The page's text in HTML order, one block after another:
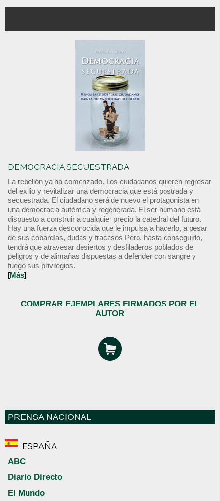
DEMOCRACIA SECUESTRADA
La rebelión ya ha comenzado. Los ciudadanos quieren regresar
del exilio y revitalizar una democracia que está postrada y
secuestrada. El ciudadano será de nuevo el protagonista en
una democracia auténtica y regenerada. El ser humano está
dispuesto a construir a cualquier precio la catedral del futuro.
Hay una fuerza desconocida que le impulsa a hacerlo, a pesar
de sus cobardías, dudas y fracasos Pero, hasta conseguirlo,
tendrá que atravesar desiertos y desfiladeros poblados de
peligros y de alimañas dispuestas a defender con sangre y
fuego sus privilegios.
[Más]
COMPRAR EJEMPLARES FIRMADOS POR EL
AUTOR
PRENSA NACIONAL
ESPAÑA
ABC
Diario Directo
El Mundo